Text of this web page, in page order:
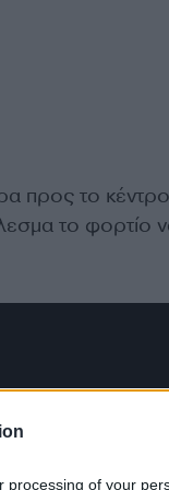
processing of your
προς το
το φορτίο